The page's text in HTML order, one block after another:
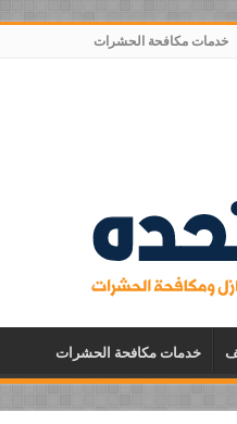
خدمات مكافحة الحشرات
خدمات مكافحة الحشرات